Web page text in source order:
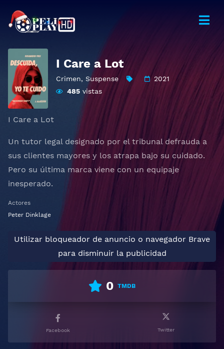
I Care a Lot
Crimen, Suspense
2021
485 vistas
I Care a Lot
Un tutor legal designado por el tribunal defrauda a
sus clientes mayores y los atrapa bajo su cuidado.
Pero su última marca viene con un equipaje
inesperado.
Actores
Peter Dinklage
Utilizar bloqueador de anuncio o navegador Brave
para disminuir la publicidad
0 TMDB
Facebook Twitter